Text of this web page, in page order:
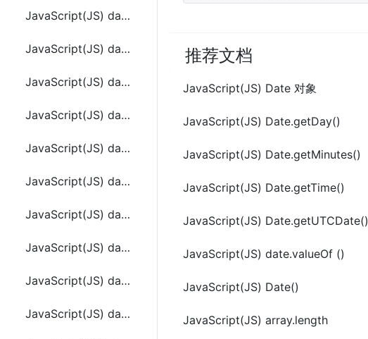
JavaScript(JS) date.getUTCMinutes()
JavaScript(JS) date.getUTCMonth()
JavaScript(JS) date.getUTCSeconds()
JavaScript(JS) date.getYear()
JavaScript(JS) date.setDate( dayValue )
JavaScript(JS) date.setFullYear(yearValue[, monthValue[, dayValue]])
JavaScript(JS) date.setHours(hoursValue[, minutesValue[, secondsValue[, msValue]]])
JavaScript(JS) date.setMilliseconds(millisecondsValue)
JavaScript(JS) date.setMinutes(minutesValue[, secondsValue[, msValue]])
JavaScript(JS) date.setMonth(monthValue[, dayValue])
推荐文档
JavaScript(JS) Date 对象
JavaScript(JS) Date.getDay()
JavaScript(JS) Date.getMinutes()
JavaScript(JS) Date.getTime()
JavaScript(JS) Date.getUTCDate()
JavaScript(JS) date.valueOf ()
JavaScript(JS) Date()
JavaScript(JS) array.length